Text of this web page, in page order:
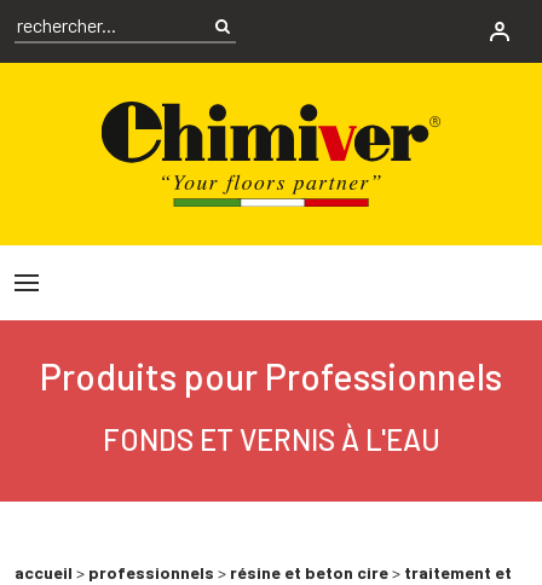
Produits pour Professionnels
FONDS ET VERNIS À L'EAU
accueil > professionnels > résine et beton cire> traitement et